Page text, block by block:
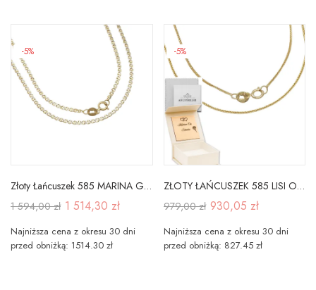
-5%
Złoty Łańcuszek 585 MARINA GUCCI 45cm Żółto Biały
1 594,00 zł 1 514,30 zł
Najniższa cena z okresu 30 dni
przed obniżką: 1514.30 zł
-5%
ZŁOTY ŁAŃCUSZEK 585 LISI OGON 45cm PEŁNE ZŁOTO
979,00 zł 930,05 zł
Najniższa cena z okresu 30 dni
przed obniżką: 827.45 zł